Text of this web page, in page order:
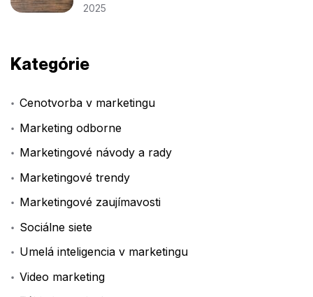
2025
Kategórie
Cenotvorba v marketingu
Marketing odborne
Marketingové návody a rady
Marketingové trendy
Marketingové zaujímavosti
Sociálne siete
Umelá inteligencia v marketingu
Video marketing